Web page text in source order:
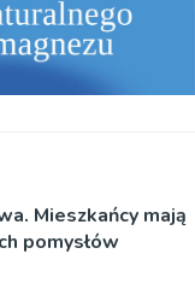
Mieszkańcy mają
pomysłów